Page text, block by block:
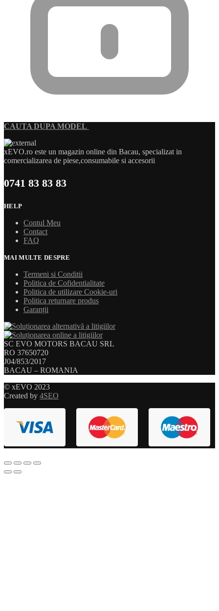
CAUTA DUPA MODEL
xEVO.ro este un magazin online din Bacau, specializat in
comercializarea de piese,consumabile si accesorii
0741 83 83 83
HELP
Contul Meu
Contact
FAQ
MAI MULTE DESPRE
Termeni si Conditii
Politica de Cofidentialitate
Politica de utilizare Cookie-uri
Politica returnare produs
Garanții
SC EVO MOTORS BACAU SRL
RO 37650720
J04/853/2017
BACAU – ROMANIA
© xEVO 2023
Created by 4SEO